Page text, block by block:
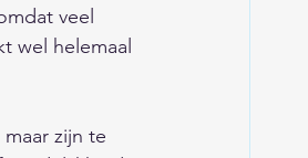
veel
wel helemaal
zijn te